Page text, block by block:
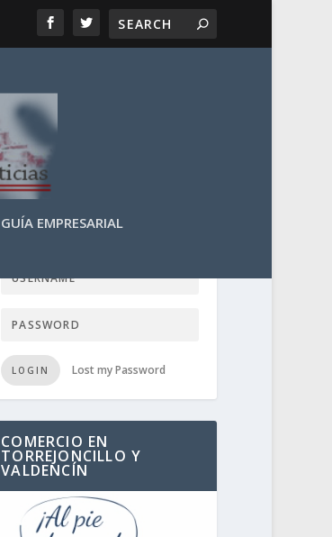
GUÍA EMPRESARIAL
LOGIN USER TTN
LOGIN Lost my Password
COMERCIO EN
TORREJONCILLO Y
VALDENCÍN